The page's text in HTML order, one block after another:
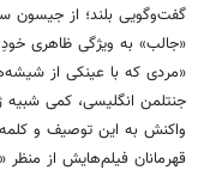
گفت‌وگویی بلند؛ از جیسون
«جالب» به ویژگی ظاهری خودِ
«مردی که با عینکی از
جنتلمن انگلیسی، کمی شبیه
واکنش به این توصیف و
قهرمانان فیلم‌هایش از منظر